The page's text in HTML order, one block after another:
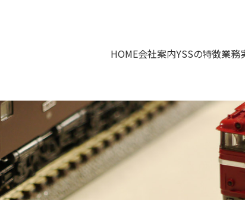
HOME会社案内YSSの特徴業務